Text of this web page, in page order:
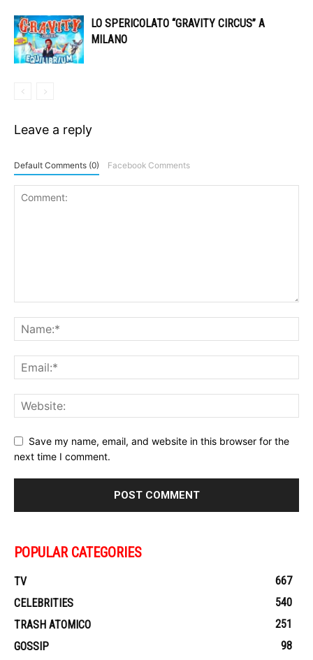
LO SPERICOLATO “GRAVITY CIRCUS” A
MILANO
Leave a reply
Default Comments (0) Facebook Comments
Save my name, email, and website in this browser for the
next time I comment.
POPULAR CATEGORIES
TV
667
CELEBRITIES
540
TRASH ATOMICO
251
GOSSIP
98